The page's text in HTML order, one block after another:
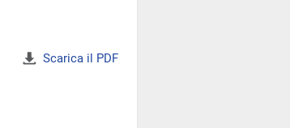
Scarica il PDF